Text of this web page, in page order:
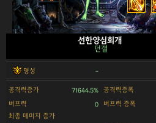
선한양심회개
던갤
명성 -
공격력증가 71644.5% 공격력증폭
버프력 0 버프력 증폭
최종 데미지 증가